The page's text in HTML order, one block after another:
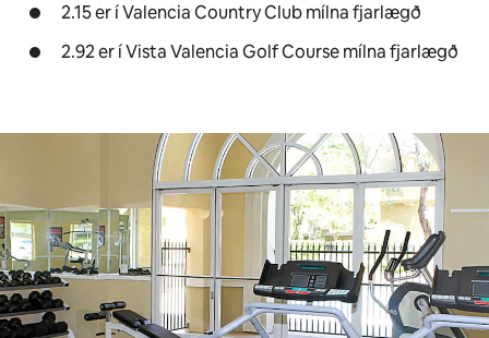
2.15 er í Valencia Country Club mílna fjarlægð
2.92 er í Vista Valencia Golf Course mílna fjarlægð